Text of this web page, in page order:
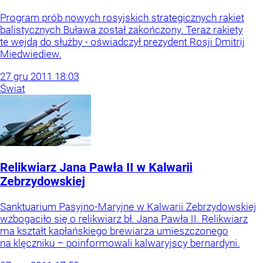
Program prób nowych rosyjskich strategicznych rakiet
balistycznych Buława został zakończony. Teraz rakiety
te wejdą do służby - oświadczył prezydent Rosji Dmitrij
Miedwiediew.
27 gru 2011 18:03
Świat
Relikwiarz Jana Pawła II w Kalwarii
Zebrzydowskiej
Sanktuarium Pasyjno-Maryjne w Kalwarii Zebrzydowskiej
wzbogaciło się o relikwiarz bł. Jana Pawła II. Relikwiarz
ma kształt kapłańskiego brewiarza umieszczonego
na klęczniku – poinformowali kalwaryjscy bernardyni.